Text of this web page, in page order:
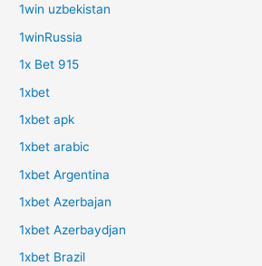
1win uzbekistan
1winRussia
1x Bet 915
1xbet
1xbet apk
1xbet arabic
1xbet Argentina
1xbet Azerbajan
1xbet Azerbaydjan
1xbet Brazil